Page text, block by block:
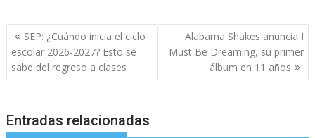
Navegación
de
entradas
SEP: ¿Cuándo inicia el ciclo
escolar 2026-2027? Esto se
sabe del regreso a clases
Alabama Shakes anuncia I
Must Be Dreaming, su primer
álbum en 11 años
Entradas relacionadas